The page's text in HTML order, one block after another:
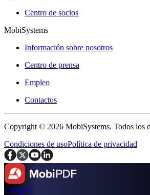
Centro de socios
MobiSystems
Información sobre nosotros
Centro de prensa
Empleo
Contactos
Copyright © 2026 MobiSystems. Todos los
Condiciones de usoPolítica de privacidad
Comprar